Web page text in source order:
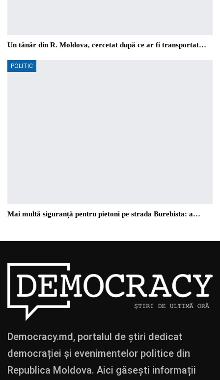
Un tânăr din R. Moldova, cercetat după ce ar fi transportat…
POLITIC
Mai multă siguranță pentru pietoni pe strada Burebista: a…
Democracy.md, portalul de știri dedicat
democrației și evenimentelor politice din
Republica Moldova. Aici găsești informații